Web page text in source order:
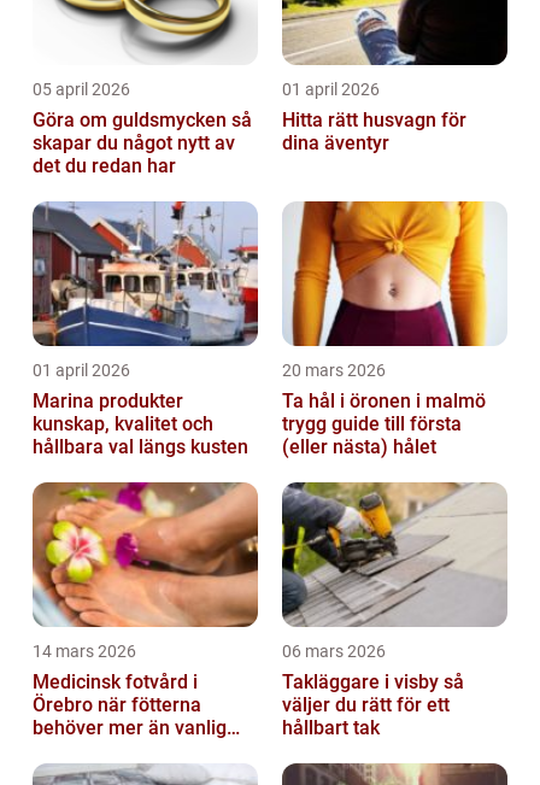
05 april 2026
Göra om guldsmycken så
skapar du något nytt av
det du redan har
01 april 2026
Hitta rätt husvagn för
dina äventyr
01 april 2026
Marina produkter
kunskap, kvalitet och
hållbara val längs kusten
20 mars 2026
Ta hål i öronen i malmö
trygg guide till första
(eller nästa) hålet
14 mars 2026
Medicinsk fotvård i
Örebro när fötterna
behöver mer än vanlig
06 mars 2026
Takläggare i visby så
väljer du rätt för ett
hållbart tak